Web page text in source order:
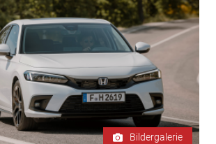
Bildergalerie